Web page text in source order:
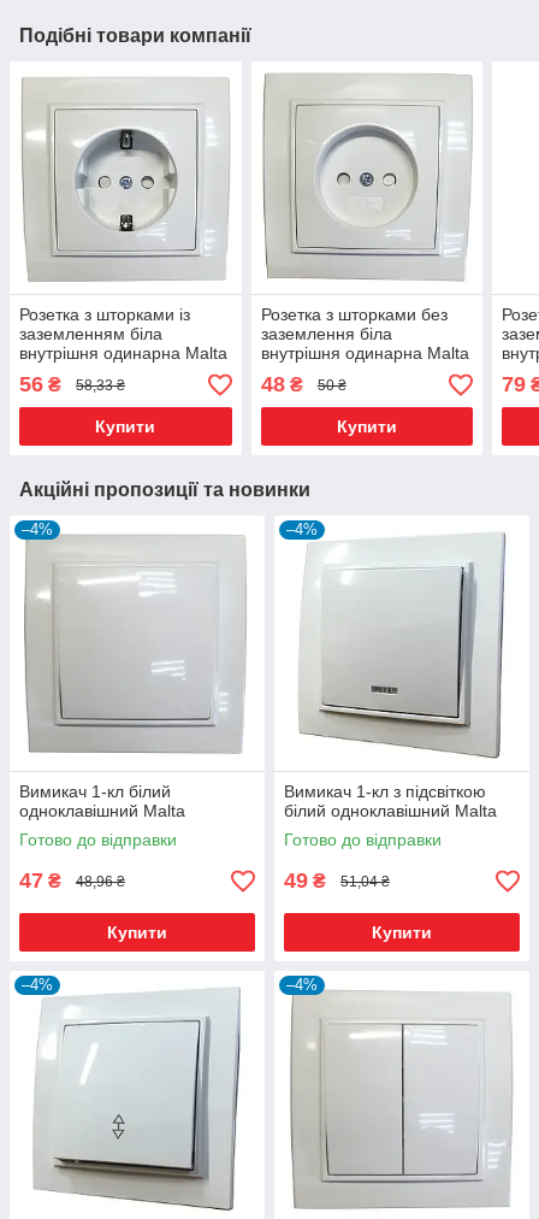
Подібні товари компанії
Розетка з шторками із
заземленням біла
внутрішня одинарна Malta
56 ₴ 58,33 ₴
Купити
Розетка з шторками без
заземлення біла
внутрішня одинарна Malta
48₴ 50 ₴
Купити
79
Акційні пропозиції та новинки
–4%
Вимикач 1-кл білий
одноклавішний Malta
Готово до відправки
47 ₴ 48,96 ₴
Купити
–4%
Вимикач 1-кл з підсвіткою
білий одноклавішний Malta
Готово до відправки
49 ₴ 51,04 ₴
Купити
–4% –4%